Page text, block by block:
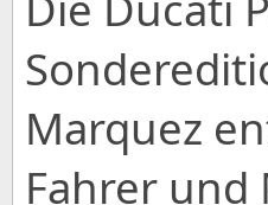
Marquez
Fahrer und